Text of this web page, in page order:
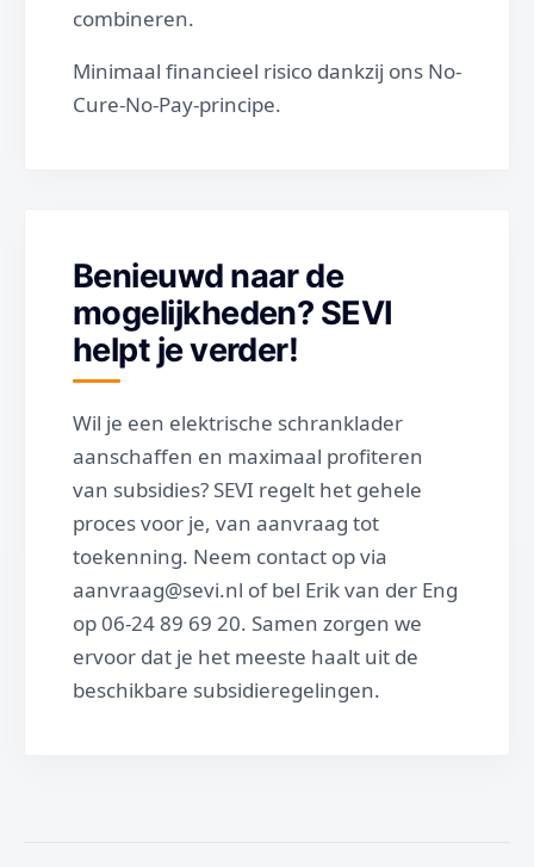
combineren.
Minimaal financieel risico dankzij ons No-
Cure-No-Pay-principe.
Benieuwd naar de
mogelijkheden? SEVI
helpt je verder!
Wil je een elektrische schranklader
aanschaffen en maximaal profiteren
van subsidies? SEVI regelt het gehele
proces voor je, van aanvraag tot
toekenning. Neem contact op via
aanvraag@sevi.nl of bel Erik van der Eng
op 06-24 89 69 20. Samen zorgen we
ervoor dat je het meeste haalt uit de
beschikbare subsidieregelingen.